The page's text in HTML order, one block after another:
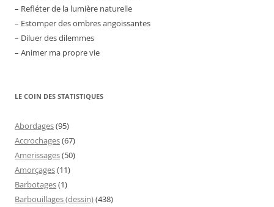
– Refléter de la lumière naturelle
– Estomper des ombres angoissantes
– Diluer des dilemmes
– Animer ma propre vie
LE COIN DES STATISTIQUES
Abordages(95)
Accrochages(67)
Amerissages(50)
Amorçages(11)
Barbotages(1)
Barbouillages (dessin)(438)